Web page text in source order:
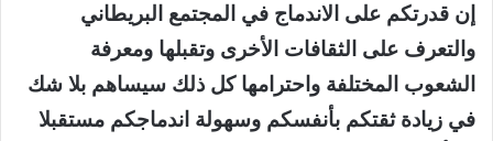
إن قدرتكم على الاندماج في المجتمع البريطاني
والتعرف على الثقافات الأخرى وتقبلها ومعرفة
الشعوب المختلفة واحترامها كل ذلك سيساهم بلا شك
في زيادة ثقتكم بأنفسكم وسهولة اندماجكم مستقبلا